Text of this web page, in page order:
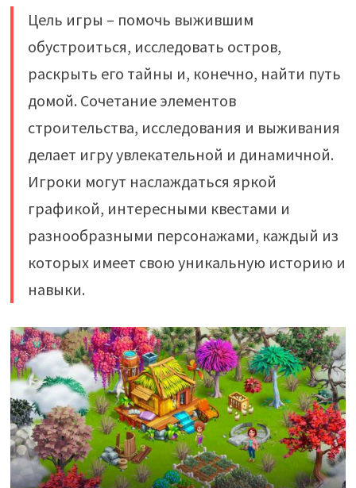
Цель игры – помочь выжившим
обустроиться, исследовать остров,
раскрыть его тайны и, конечно, найти путь
домой. Сочетание элементов
строительства, исследования и выживания
делает игру увлекательной и динамичной.
Игроки могут наслаждаться яркой
графикой, интересными квестами и
разнообразными персонажами, каждый из
которых имеет свою уникальную историю и
навыки.